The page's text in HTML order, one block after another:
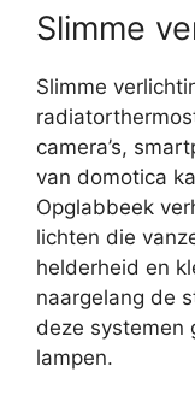
Slimme
Slimme
camera’s,
van domotica
Opglabbeek
lichten die
helderheid en
naargelang de
deze systemen
lampen.